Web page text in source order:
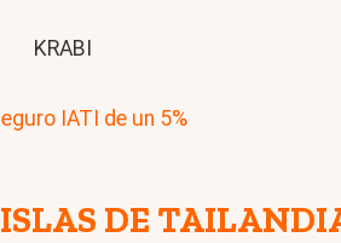
KRABI
IATI de un 5%
DE